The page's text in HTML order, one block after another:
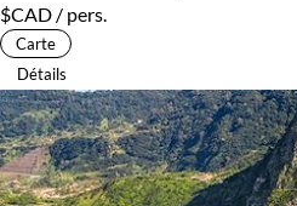
$CAD / pers.
Carte
Détails